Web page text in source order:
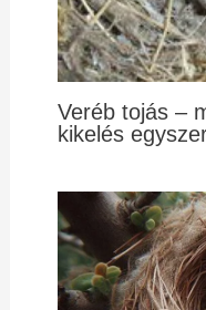
Veréb tojás –
kikelés